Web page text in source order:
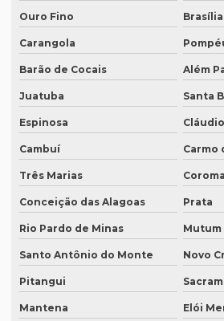
Empresas que fazem tradução técnica
Empresas que prestam serviço de
Empresas de tradução de artigos
Empresas de tradução em curitiba
Empresas de tradução online
Empresas de transcrição
Empresas de transcrição de áudio para -
Equipamento para tradução simultanea
Equipamento de tradução simultânea
Equipamento tradução simultanea preço
Ouro Fino
Carangola
Barão de Cocais Além
Juatuba Santa
Espinosa Cláudio
Cambuí Carmo
Três Marias
Conceição das Alagoas Prata
Rio Pardo de Minas Mutum
Santo Antônio do Monte Novo
Pitangui
Mantena Elói